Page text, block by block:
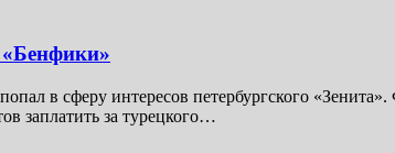
«Бенфики»
в сферу интересов петербургского
заплатить за турецкого…